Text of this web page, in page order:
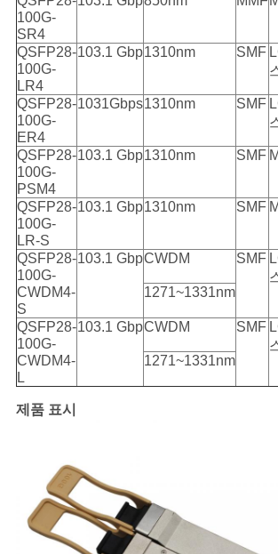
100G-
SR4
QSFP28-
100G-
LR4
103.1 Gbp1310nm SMF
QSFP28-
100G-
ER4
1031Gbps1310nm SMF
QSFP28-
100G-
PSM4
103.1 Gbp1310nm SMF
QSFP28-
100G-
LR-S
103.1 Gbp1310nm SMF
QSFP28-
100G-
CWDM4-
S
103.1 GbpCWDM SMF
1271~1331nm
QSFP28-
100G-
CWDM4-
L
103.1 GbpCWDM SMF
1271~1331nm
제품 표시